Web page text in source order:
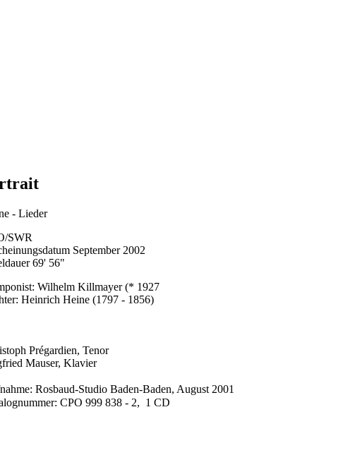
- Lieder
SWR
September 2002
69' 56"
Wilhelm Killmayer (* 1927
Heinrich Heine (1797 - 1856)
Prégardien, Tenor
Mauser, Klavier
Rosbaud-Studio Baden-Baden, August 2001
CPO 999 838 - 2, 1 CD